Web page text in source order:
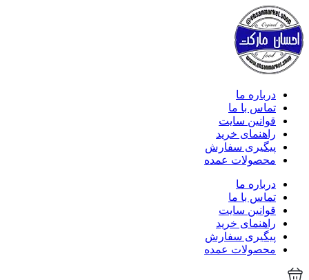
درباره ما
تماس با ما
قوانین سایت
راهنمای خرید
پیگیری سفارش
محصولات عمده
درباره ما
تماس با ما
قوانین سایت
راهنمای خرید
پیگیری سفارش
محصولات عمده